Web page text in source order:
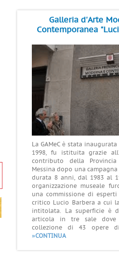
Galleria d'Arte
Contemporanea
La GAMeC è stata
1998, fu istituita grazie
contributo della
Messina dopo una
durata 8 anni, dal 1983 al
organizzazione museale
una commissione di
critico Lucio Barbera a cui
intitolata. La superficie è
articola in tre sale
collezione di 43 opere
»CONTINUA